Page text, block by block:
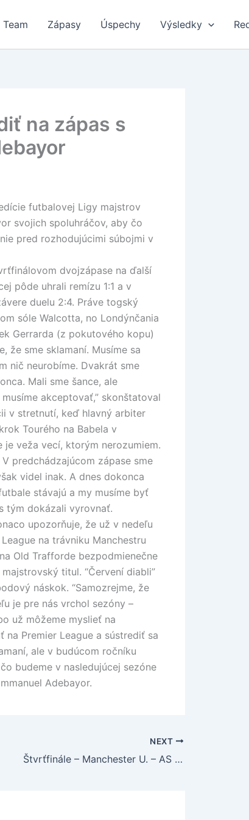
Team Zápasy Úspechy Výsledky
na zápas s
futbalovej Ligy majstrov
svojich spoluhráčov, aby čo
pred rozhodujúcimi súbojmi v
dvojzápase na ďalší
pôde uhrali remízu 1:1 a v
duelu 2:4. Práve togský
sóle Walcotta, no Londýnčania
Gerrarda (z pokutového kopu)
že sme sklamaní. Musíme sa
nič neurobíme. Dvakrát sme
Mali sme šance, ale
akceptovať,” skonštatoval
v stretnutí, keď hlavný arbiter
Tourého na Babela v
je veža vecí, ktorým nerozumiem.
predchádzajúcom zápase sme
videl inak. A dnes dokonca
stávajú a my musíme byť
tým dokázali vyrovnať.
upozorňuje, že už v nedeľu
na trávniku Manchestru
Old Trafforde bezpodmienečne
titul. “Červení diabli”
náskok. “Samozrejme, že
je pre nás vrchol sezóny –
už môžeme myslieť na
Premier League a sústrediť sa
ale v budúcom ročníku
budeme v nasledujúcej sezóne
Adebayor.
NEXT
Štvrťfinále – Manchester U. – AS Rím – I. polčas, zostavy